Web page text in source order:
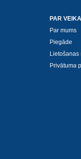
PAR
Par mums
Piegāde
Lietošanas
Privātuma